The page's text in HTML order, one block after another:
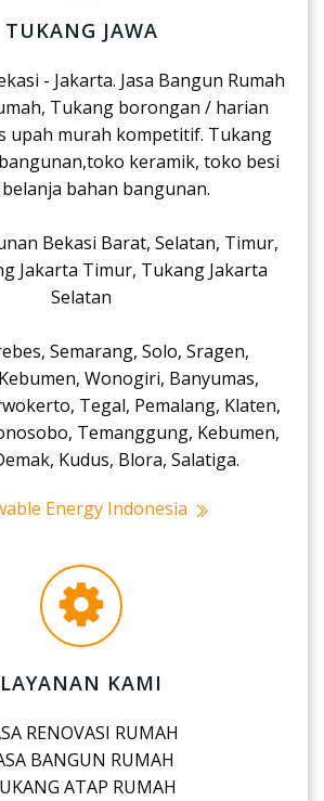
TUKANG JAWA
- Jakarta. Jasa Bangun Rumah
Tukang borongan / harian
upah murah kompetitif. Tukang
keramik, toko besi
bahan bangunan.
Bekasi Barat, Selatan, Timur,
Jakarta Timur, Tukang Jakarta
Selatan
Semarang, Solo, Sragen,
Wonogiri, Banyumas,
Tegal, Pemalang, Klaten,
Temanggung, Kebumen,
Kudus, Blora, Salatiga.
Energy Indonesia
LAYANAN KAMI
RENOVASI RUMAH
BANGUN RUMAH
ATAP RUMAH